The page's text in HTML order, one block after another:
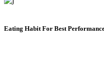
Eating Habit For Best